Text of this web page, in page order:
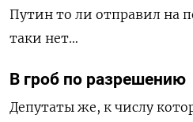
Путин то ли отправил на
таки нет…
В гроб по разрешению
Депутаты же, к числу